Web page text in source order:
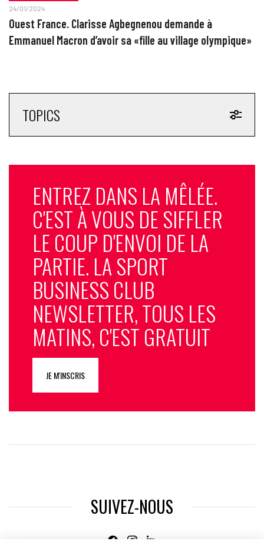
24/01/2024
Ouest France. Clarisse Agbegnenou demande à
Emmanuel Macron d’avoir sa «fille au village olympique»
TOPICS
ENTREZ DANS LA MÊLÉE.
C'EST À VOUS DE SIFFLER
LE COUP D'ENVOI DE LA
PARTIE. LA SPORT
BUSINESS CLUB
NEWSLETTER, TOUS LES
MATINS, C'EST GRATUIT
JE M'INSCRIS
SUIVEZ-NOUS